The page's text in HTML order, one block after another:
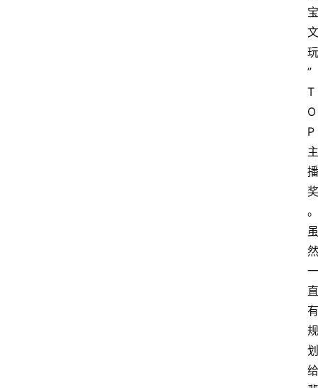
宝
文
玩
”
T
O
P
主
播
奖
。
虽
然
一
直
有
规
划
给